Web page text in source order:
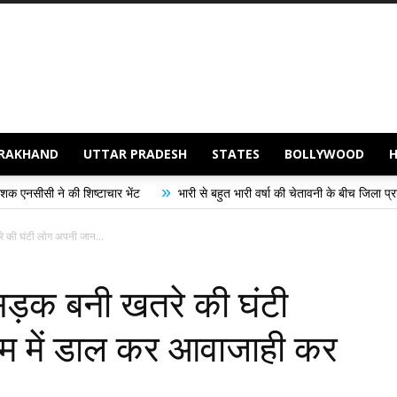
UTTAR PRADESH STATES BOLLYWOOD
भेंट » भारी से बहुत भारी वर्षा की चेतावनी के बीच जिला प्रशासन अलर्ट,
घंटी लोग अपनी जान...
बनी खतरे की घंटी
में डाल कर आवाजाही कर